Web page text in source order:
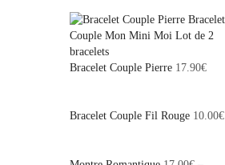
Bracelet Couple Pierre 17.90€
Bracelet Couple Fil Rouge 10.00€